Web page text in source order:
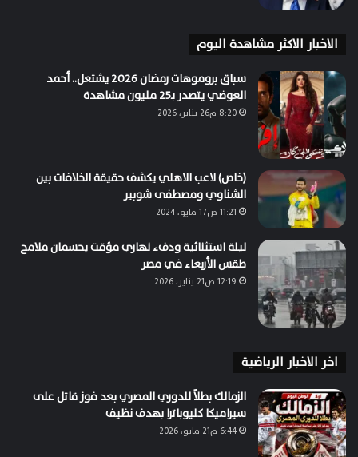
الاخبار الاكثر مشاهدة اليوم
سباق بروموهات رمضان 2026 يشتعل.. أحمد
العوضي يتصدر بـ25 مليون مشاهدة
8:20 م26 يناير، 2026
(خاص) لاعب الاهلي يكشف حقيقة الخلافات بين
الشناوي ومصطفى شوبير
11:21 ص17 مايو، 2024
ليلة استثنائية ودفء نهاري مؤقت يحسمان ملامح
طقس الأربعاء في مصر
12:19 ص21 يناير، 2026
اخر الاخبار الرياضية
الزمالك بطلاً للدوري المصري بعد فوز قاتل على
سيراميكا كليوباترا بهدف نظيف
6:44 م21 مايو، 2026